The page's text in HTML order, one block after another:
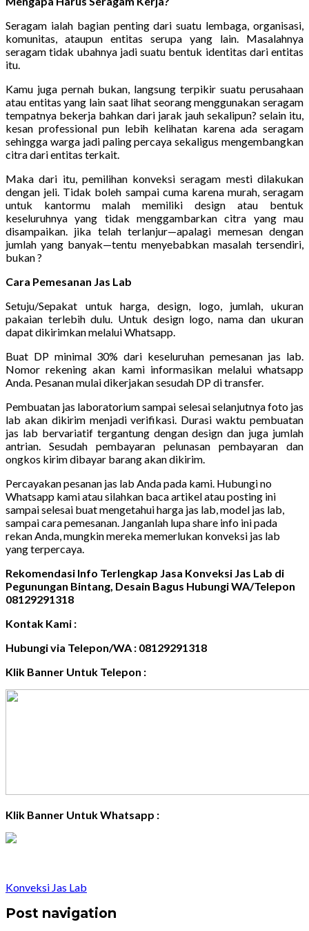
Seragam ialah bagian penting dari suatu lembaga, organisasi,
komunitas, ataupun entitas serupa yang lain. Masalahnya
seragam tidak ubahnya jadi suatu bentuk identitas dari entitas
itu.
Kamu juga pernah bukan, langsung terpikir suatu perusahaan
atau entitas yang lain saat lihat seorang menggunakan seragam
tempatnya bekerja bahkan dari jarak jauh sekalipun? selain itu,
kesan professional pun lebih kelihatan karena ada seragam
sehingga warga jadi paling percaya sekaligus mengembangkan
citra dari entitas terkait.
Maka dari itu, pemilihan konveksi seragam mesti dilakukan
dengan jeli. Tidak boleh sampai cuma karena murah, seragam
untuk kantormu malah memiliki design atau bentuk
keseluruhnya yang tidak menggambarkan citra yang mau
disampaikan. jika telah terlanjur—apalagi memesan dengan
jumlah yang banyak—tentu menyebabkan masalah tersendiri,
bukan ?
Cara Pemesanan Jas Lab
Setuju/Sepakat untuk harga, design, logo, jumlah, ukuran
pakaian terlebih dulu. Untuk design logo, nama dan ukuran
dapat dikirimkan melalui Whatsapp.
Buat DP minimal 30% dari keseluruhan pemesanan jas lab.
Nomor rekening akan kami informasikan melalui whatsapp
Anda. Pesanan mulai dikerjakan sesudah DP di transfer.
Pembuatan jas laboratorium sampai selesai selanjutnya foto jas
lab akan dikirim menjadi verifikasi. Durasi waktu pembuatan
jas lab bervariatif tergantung dengan design dan juga jumlah
antrian. Sesudah pembayaran pelunasan pembayaran dan
ongkos kirim dibayar barang akan dikirim.
Percayakan pesanan jas lab Anda pada kami. Hubungi no
Whatsapp kami atau silahkan baca artikel atau posting ini
sampai selesai buat mengetahui harga jas lab, model jas lab,
sampai cara pemesanan. Janganlah lupa share info ini pada
rekan Anda, mungkin mereka memerlukan konveksi jas lab
yang terpercaya.
Rekomendasi Info Terlengkap Jasa Konveksi Jas Lab di
Pegunungan Bintang, Desain Bagus Hubungi WA/Telepon
08129291318
Kontak Kami :
Hubungi via Telepon/WA : 08129291318
Klik Banner Untuk Telepon :
Klik Banner Untuk Whatsapp :
Konveksi Jas Lab
Post navigation